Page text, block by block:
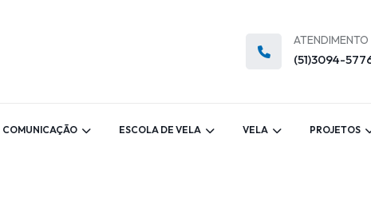
ATENDIMENTO
(51)3094-
COMUNICAÇÃO ESCOLA DE VELA VELA PROJETOS